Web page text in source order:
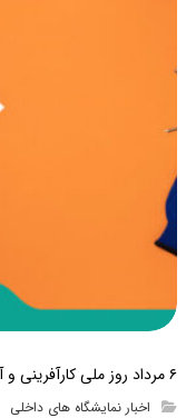
۶ مرداد روز ملی کارآفرینی و آموزش‌های فنی و حرفه‌ای گرامی باد
اخبار نمایشگاه های داخلی